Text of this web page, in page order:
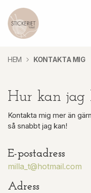
HEM KONTAKTA MIG
Hur kan jag
Kontakta mig mer än
så snabbt jag kan!
E-postadress
milla_t@hotmail.com
Adress